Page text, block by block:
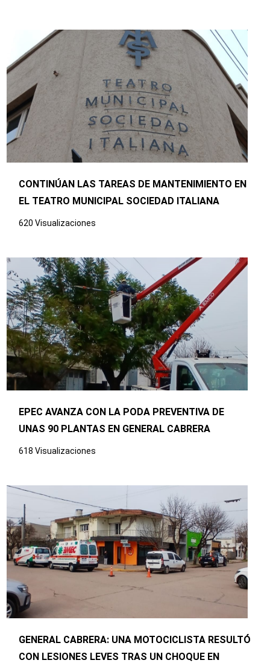
CONTINÚAN LAS TAREAS DE MANTENIMIENTO EN
EL TEATRO MUNICIPAL SOCIEDAD ITALIANA
620 Visualizaciones
EPEC AVANZA CON LA PODA PREVENTIVA DE
UNAS 90 PLANTAS EN GENERAL CABRERA
618 Visualizaciones
GENERAL CABRERA: UNA MOTOCICLISTA RESULTÓ
CON LESIONES LEVES TRAS UN CHOQUE EN